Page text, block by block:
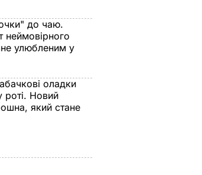
до чаю.
неймовірного
улюбленим у
оладки
роті. Новий
який стане